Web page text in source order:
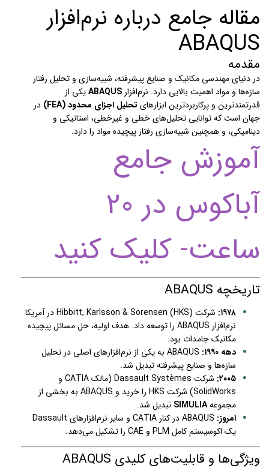
مقاله جامع درباره نرم‌افزار
ABAQUS
مقدمه
در دنیای مهندسی مکانیک و صنایع پیشرفته، شبیه‌سازی و تحلیل رفتار
سازه‌ها و مواد اهمیت بالایی دارد. نرم‌افزار ABAQUSیکی از
قدرتمندترین و پرکاربردترین ابزارهای تحلیل اجزای محدود (FEA)
در
جهان است که توانایی تحلیل‌های خطی و غیرخطی، استاتیکی و
دینامیکی، و همچنین شبیه‌سازی رفتار پیچیده مواد را دارد.
آموزش جامع
آباکوس در 20
ساعت- کلیک کنید
تاریخچه ABAQUS
۱۹۷۸:
شرکت Hibbitt, Karlsson & Sorensen (HKS) در آمریکا
نرم‌افزار ABAQUS را توسعه داد. هدف اولیه، حل مسائل پیچیده
مکانیک جامدات بود.
دهه ۱۹۹۰:
ABAQUS به یکی از نرم‌افزارهای اصلی در تحلیل
سازه‌ها و صنایع پیشرفته تبدیل شد.
۲۰۰۵:
شرکت Dassault Systèmes (مالک CATIA و
SolidWorks) شرکت HKS را خرید و ABAQUS به بخشی از
مجموعهSIMULIA تبدیل شد.
امروز:
ABAQUS در کنار CATIA و سایر نرم‌افزارهای Dassault
یک اکوسیستم کامل PLM و CAE را تشکیل می‌دهد.
ویژگی‌ها و قابلیت‌های کلیدی ABAQUS